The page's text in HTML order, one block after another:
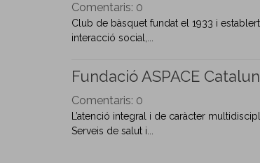
Comentaris: 0
Club de bàsquet fundat el 1933 i
interacció social,...
Fundació ASPACE
Comentaris: 0
L’atenció integral i de caràcter
Serveis de salut i...